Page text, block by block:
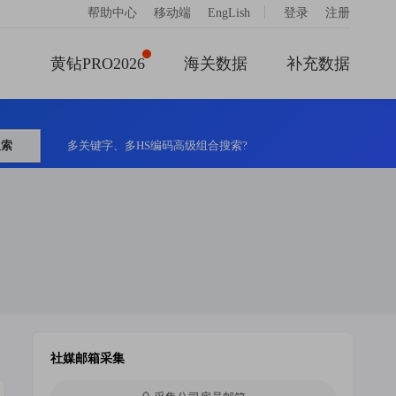
帮助中心 移动端 EngLish 登录 注册
黄钻PRO2026 海关数据 补充数据
多关键字、多HS编码高级组合搜索?
社媒邮箱采集